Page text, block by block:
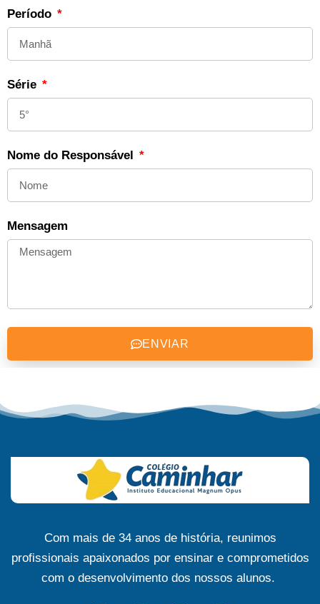
Período
Série
Nome do Responsável
Mensagem
ENVIAR
Com mais de 34 anos de história, reunimos
profissionais apaixonados por ensinar e comprometidos
com o desenvolvimento dos nossos alunos.